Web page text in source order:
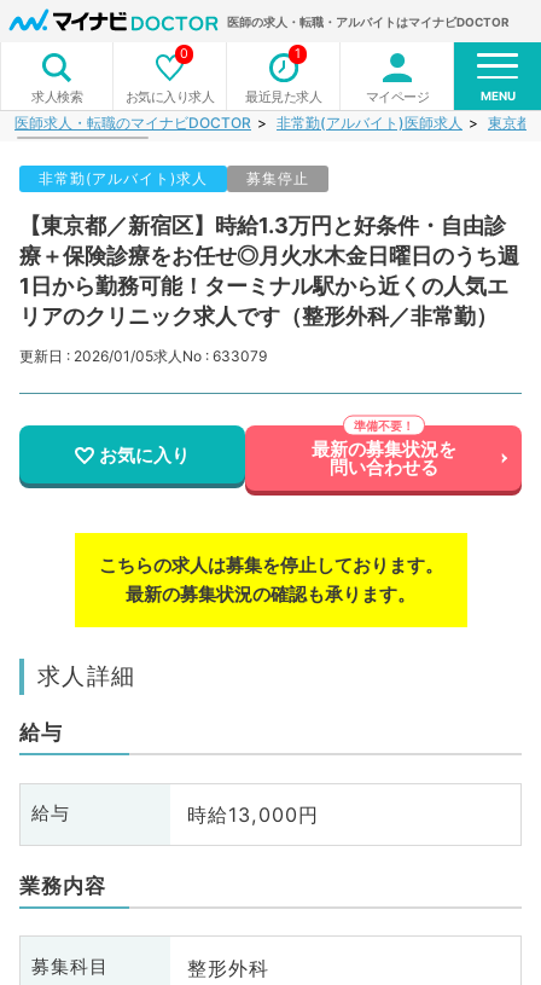
医師の求人・転職・アルバイトはマイナビDOCTOR
求人検索 お気に入り求人
0
最近見た求人
1
マイページ MENU
医師求人・転職のマイナビDOCTOR 非常勤(アルバイト)医師求人 東京都
非常勤(アルバイト)求人 募集停止
【東京都／新宿区】時給1.3万円と好条件・自由診
療＋保険診療をお任せ◎月火水木金日曜日のうち週
1日から勤務可能！ターミナル駅から近くの人気エ
リアのクリニック求人です（整形外科／非常勤）
更新日 : 2026/01/05求人No : 633079
お気に入り 最新の募集状況を
問い合わせる
こちらの求人は募集を停止しております。
最新の募集状況の確認も承ります。
求人詳細
給与
給与 時給13,000円
業務内容
募集科目 整形外科